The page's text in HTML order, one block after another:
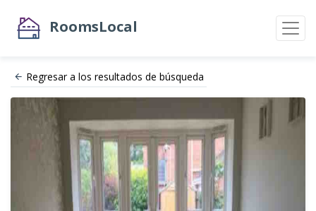
RoomsLocal
Regresar a los resultados de búsqueda